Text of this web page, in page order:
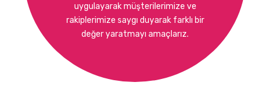
uygulayarak müşterilerimize ve
rakiplerimize saygı duyarak farklı bir
değer yaratmayı amaçlarız.